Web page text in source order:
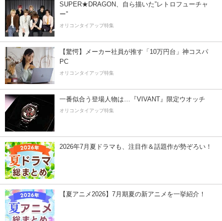
SUPER★DRAGON、自ら描いた”レトロフューチャ
ー”
オリコンタイアップ特集
【驚愕】メーカー社員が推す「10万円台」神コスパ
PC
オリコンタイアップ特集
一番似合う登場人物は…『VIVANT』限定ウオッチ
オリコンタイアップ特集
2026年7月夏ドラマも、注目作＆話題作が勢ぞろい！
【夏アニメ2026】7月期夏の新アニメを一挙紹介！